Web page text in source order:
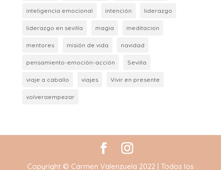
inteligencia emocional intención liderazgo
liderazgo en sevilla magia meditacion
mentores misión de vida navidad
pensamiento-emoción-acción Sevilla
viaje a caballo viajes Vivir en presente
volveraempezar
Copyright © Carmen Valenzuela 2022 | Todos los